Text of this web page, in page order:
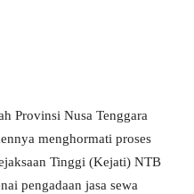
Provinsi Nusa Tenggara
menghormati proses
Tinggi (Kejati) NTB
pengadaan jasa sewa